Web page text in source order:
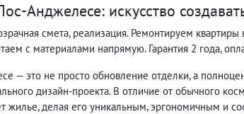
Анджелесе: искусство
смета, реализация. Ремонтируем
с материалами напрямую. Гарантия 2 года,
— это не просто обновление отделки, а
дизайн-проекта. В отличие от обычного
жилье, делая его уникальным, эргономичным и